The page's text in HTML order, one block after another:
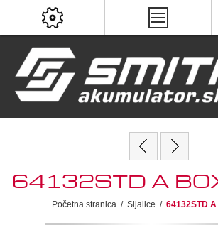
64132STD A
Početna stranica / Sijalice / 64132STD